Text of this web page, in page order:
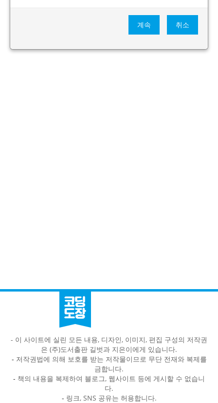
- 이 사이트에 실린 모든 내용, 디자인, 이미지, 편집 구성의 저작권
은 (주)도서출판 길벗과 지은이에게 있습니다.
- 저작권법에 의해 보호를 받는 저작물이므로 무단 전재와 복제를
금합니다.
- 책의 내용을 복제하여 블로그, 웹사이트 등에 게시할 수 없습니
다.
- 링크, SNS 공유는 허용합니다.